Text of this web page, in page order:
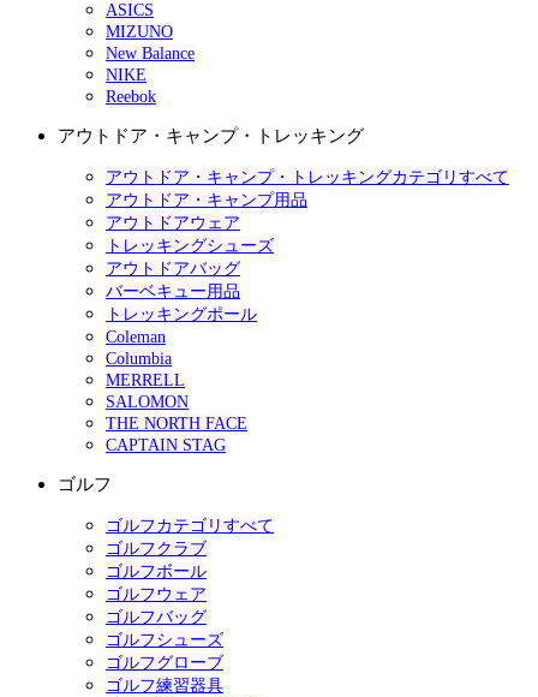
ASICS
MIZUNO
New Balance
NIKE
Reebok
アウトドア・キャンプ・トレッキング
アウトドア・キャンプ・トレッキングカテゴリすべて
アウトドア・キャンプ用品
アウトドアウェア
トレッキングシューズ
アウトドアバッグ
バーベキュー用品
トレッキングポール
Coleman
Columbia
MERRELL
SALOMON
THE NORTH FACE
CAPTAIN STAG
ゴルフ
ゴルフカテゴリすべて
ゴルフクラブ
ゴルフボール
ゴルフウェア
ゴルフバッグ
ゴルフシューズ
ゴルフグローブ
ゴルフ練習器具